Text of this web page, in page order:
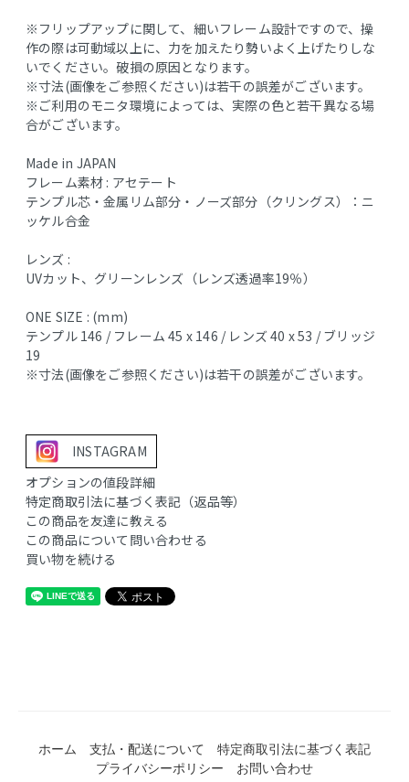
※フリップアップに関して、細いフレーム設計ですので、操
作の際は可動域以上に、力を加えたり勢いよく上げたりしな
いでください。破損の原因となります。
※寸法(画像をご参照ください)は若干の誤差がございます。
※ご利用のモニタ環境によっては、実際の色と若干異なる場
合がございます。
Made in JAPAN
フレーム素材 : アセテート
テンプル芯・金属リム部分・ノーズ部分（クリングス）：ニ
ッケル合金
レンズ :
UVカット、グリーンレンズ（レンズ透過率19％）
ONE SIZE : (mm)
テンプル 146 / フレーム 45 x 146 / レンズ 40 x 53 / ブリッジ
19
※寸法(画像をご参照ください)は若干の誤差がございます。
INSTAGRAM
オプションの値段詳細
特定商取引法に基づく表記（返品等）
この商品を友達に教える
この商品について問い合わせる
買い物を続ける
ホーム 支払・配送について
特定商取引法に基づく表記
プライバシーポリシー
お問い合わせ